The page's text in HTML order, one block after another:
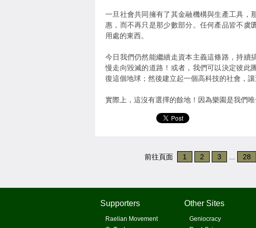
一旦社會共同擁有了其金融機構與生產工具，
惠，而不再只是那少數部分。任何產品皆不虞
用處的東西。
今日我們仍然能繼續走資本主義這條路，持續
慢走向毀滅的道路！或者，我們可以決定彼此
復這個地球；然後建立起一個高科技的社會，讓
實際上，這沒有選擇的餘地！因為樂園是我們唯
前往頁面 1 2 3 28
Supporters
Raelian Movement
Other Sites
Geniocracy